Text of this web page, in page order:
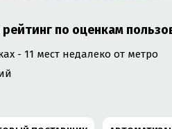
по оценкам
- 11 мест недалеко от метро